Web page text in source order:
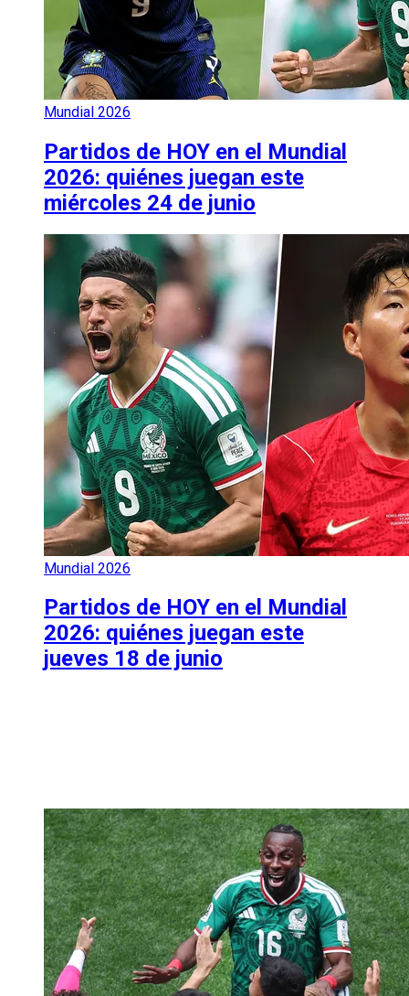
Mundial 2026
Partidos de HOY en el Mundial
2026: quiénes juegan este
miércoles 24 de junio
Mundial 2026
Partidos de HOY en el Mundial
2026: quiénes juegan este
jueves 18 de junio